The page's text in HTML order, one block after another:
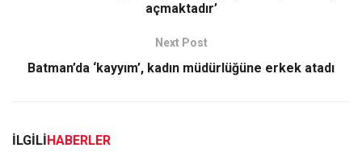
açmaktadır’
Next Post
Batman’da ‘kayyım’, kadın müdürlüğüne erkek atadı
İLGİLİHABERLER